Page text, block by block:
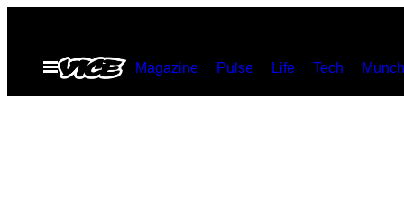
contenido
Abrir
Menú
Magazine Pulse Life Tech